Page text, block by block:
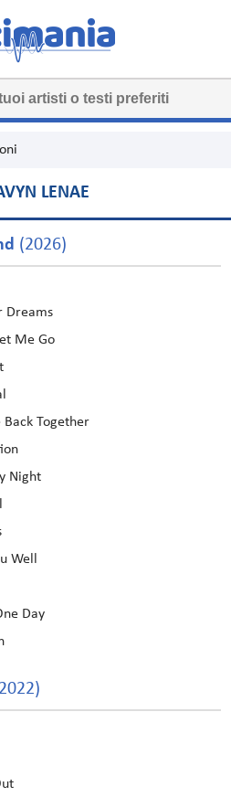
LENAE
(2026)
Dreams
Me Go
Back Together
Night
Well
Day